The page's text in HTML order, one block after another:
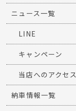
ニュース一覧
LINE
キャンペーン
当店へのアクセス
納車情報一覧